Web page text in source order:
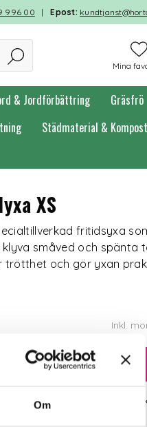
Om
996 00 |Epost:
Mina
& Jordförbättring Gräsfrö
Städmaterial & Kompost
XS
fritidsyxa
småved och spänta
trötthet och gör yxan
Inkl.
Lägg i varukorgen
utbud Valbara